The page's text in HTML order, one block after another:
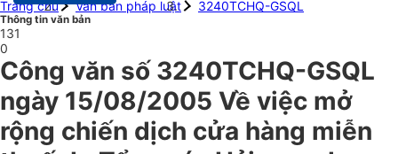
Trang chủ
Văn bản pháp luật 3240TCHQ-GSQL
Thông tin văn bản
131
0
Công văn số 3240TCHQ-GSQL
ngày 15/08/2005 Về việc mở
rộng chiến dịch cửa hàng miễn